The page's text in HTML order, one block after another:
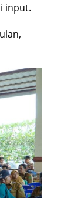
input.